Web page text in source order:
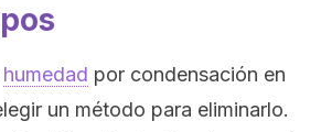
humedad por condensación en
un método para eliminarlo.